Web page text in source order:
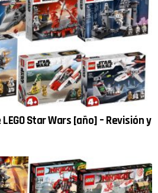
Star Wars [año] – Revisión y